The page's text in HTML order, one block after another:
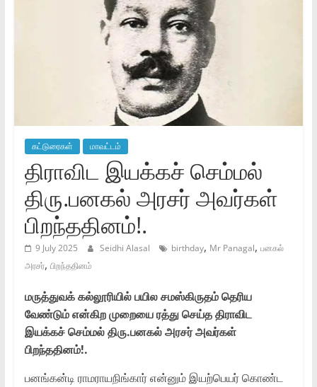
கட்டுரைகள் மாவட்டம்
திராவிட இயக்கச் செம்மல்
திரு.பனகல் அரசர் அவர்கள்
பிறந்ததினம்!.
9 July 2025 Seidhi Alasal birthday, Mr Panagal, பனகல்
அரசர், பிறந்ததினம்
மருத்துவக் கல்லூரியில் பயில சமஸ்கிருதம் தெரிய
வேண்டும் என்கிற முறையை ரத்து செய்த திராவிட
இயக்கச் செம்மல் திரு.பனகல் அரசர் அவர்கள்
பிறந்ததினம்!.
பனங்கன்டி ராமராயநிங்கார் என்னும் இயற்பெயர் கொண்ட